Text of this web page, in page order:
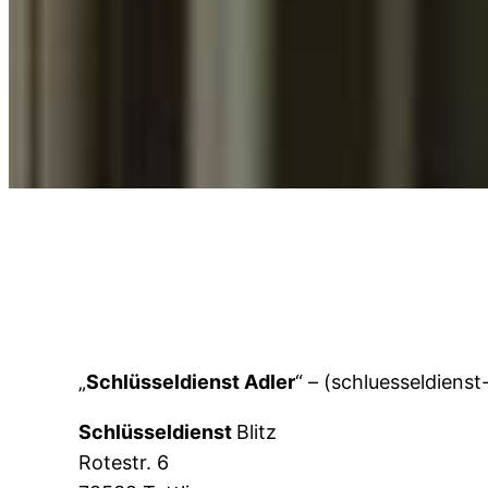
„Schlüsseldienst Adler“ –
Schlüsseldienst Blitz
Rotestr. 6